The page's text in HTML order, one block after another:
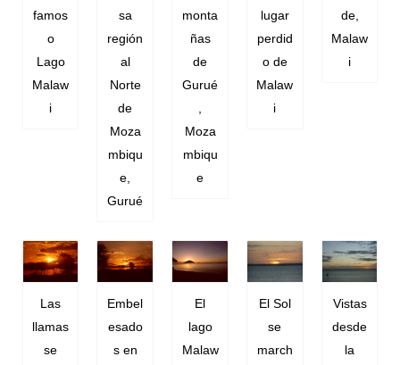
famos
o
Lago
Malaw
i
sa
región
al
Norte
de
Moza
mbiqu
e,
Gurué
monta
ñas
de
Gurué
Moza
mbiqu
e
lugar
perdid
o de
Malaw
i
de,
Malaw
i
Las
llamas
se
Embel
esado
s en
El
lago
Malaw
El Sol
se
march
Vistas
desde
la